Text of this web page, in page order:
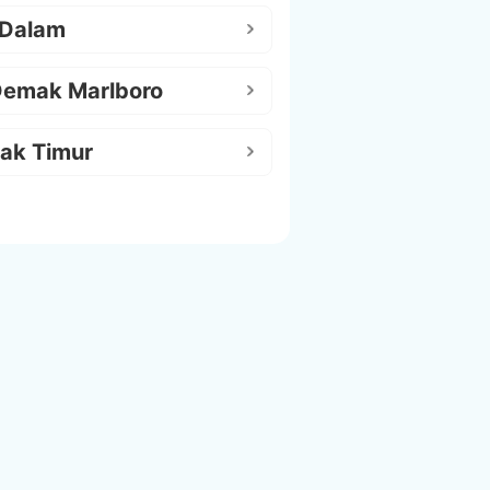
Marlboro
Timur